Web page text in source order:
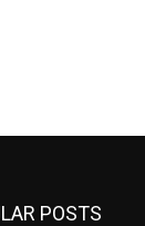
POSTS